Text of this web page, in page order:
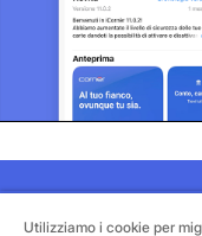
Utilizziamo i cookie per